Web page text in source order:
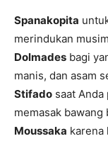
Spanakopita
merindukan
Dolmades bagi
manis, dan asam
Stifado saat
memasak
Moussaka karena